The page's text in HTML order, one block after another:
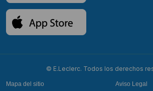
© E.Leclerc. Todos los derechos
Mapa del sitio Aviso Legal